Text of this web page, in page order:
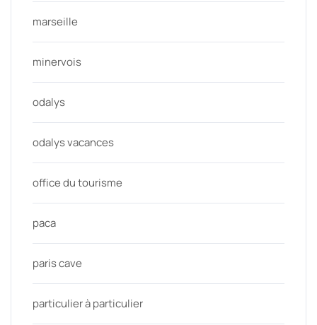
marseille
minervois
odalys
odalys vacances
office du tourisme
paca
paris cave
particulier à particulier